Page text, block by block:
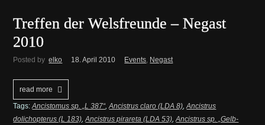
Treffen der Welsfreunde – Negast
2010
Posted by elko 18. April 2010 Events, Negast
read more
Tags:Ancistomus sp. „L 387“,Ancistrus claro (LDA 8),Ancistrus
dolichopterus (L 183),Ancistrus pirareta (LDA 53),Ancistrus sp. „Gelb-